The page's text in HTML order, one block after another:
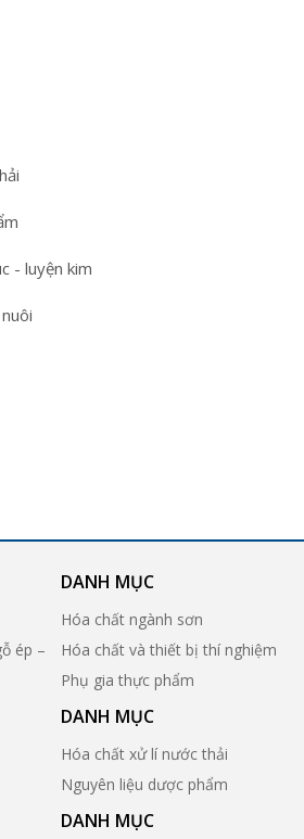
- luyện kim
ép –
DANH MỤC
Hóa chất ngành sơn
Hóa chất và thiết bị thí nghiệm
Phụ gia thực phẩm
DANH MỤC
Hóa chất xử lí nước thải
Nguyên liệu dược phẩm
DANH MỤC